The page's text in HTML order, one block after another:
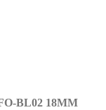
BL02 18MM